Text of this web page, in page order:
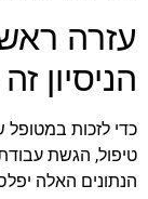
הניסיון
כדי לזכות
טיפול, הגשת
הנתונים האלה